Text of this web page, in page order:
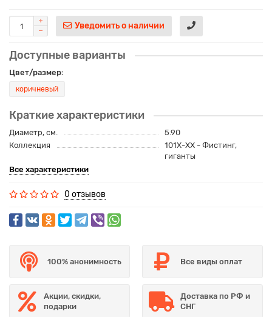
Уведомить о наличии
Доступные варианты
Цвет/размер:
коричневый
Краткие характеристики
Диаметр, см.
5.90
Коллекция
101Х-XX - Фистинг,
гиганты
Все характеристики
0 отзывов
100% анонимность Все виды оплат
Акции, скидки,
подарки
Доставка по РФ и
СНГ